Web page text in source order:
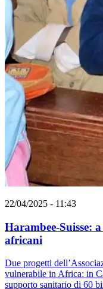
22/04/2025 - 11:43
Harambee-Suisse:
africani
Due progetti
vulnerabile in Africa: in
supporto sanitario di 60